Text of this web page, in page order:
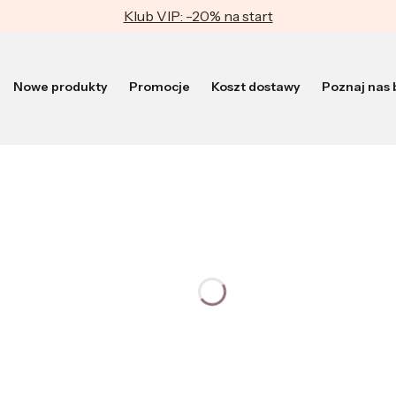
Klub VIP: -20% na start
Nowe produkty Promocje Koszt dostawy Poznaj nas